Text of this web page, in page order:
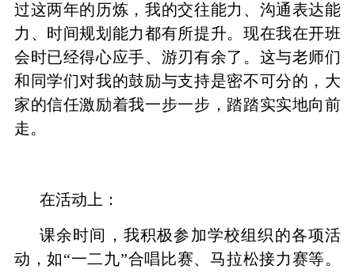
过这两年的历炼，我的交往能力、沟通表达能
力、时间规划能力都有所提升。现在我在开班
会时已经得心应手、游刃有余了。这与老师们
和同学们对我的鼓励与支持是密不可分的，大
家的信任激励着我一步一步，踏踏实实地向前
走。
在活动上：
课余时间，我积极参加学校组织的各项活
动，如“一二九”合唱比赛、马拉松接力赛等。